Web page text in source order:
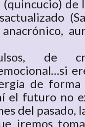
de
de
el futuro no
del
iremos